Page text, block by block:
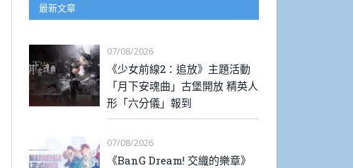
最新文章
07/08/2026
《少女前線2：追放》主題活動
「月下安魂曲」古堡開放 精英人
形「六分儀」報到
07/08/2026
《BanG Dream! 交織的樂章》